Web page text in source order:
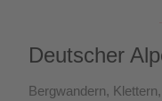
Deutscher
Bergwandern,